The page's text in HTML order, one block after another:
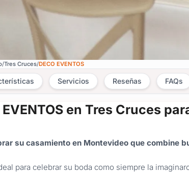
Tres Cruces DECO EVENTOS
Servicios Reseñas FAQs
en Tres Cruces
su casamiento en Montevideo que combine
para celebrar su boda como siempre la